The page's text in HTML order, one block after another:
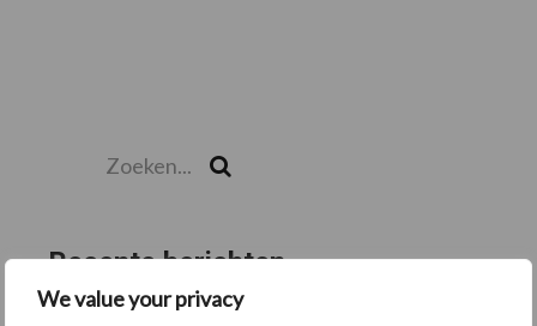
We value your privacy
Recente berichten
“Hoge verwachtingen van schijven voor kouters”